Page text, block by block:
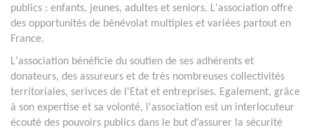
publics : enfants, jeunes, adultes et seniors. L'association offre
des opportunités de bénévolat multiples et variées partout en
France.
L'association bénéficie du soutien de ses adhérents et
donateurs, des assureurs et de très nombreuses collectivités
territoriales, serivces de l'Etat et entreprises. Egalement, grâce
à son expertise et sa volonté, l'association est un interlocuteur
écouté des pouvoirs publics dans le but d’assurer la sécurité